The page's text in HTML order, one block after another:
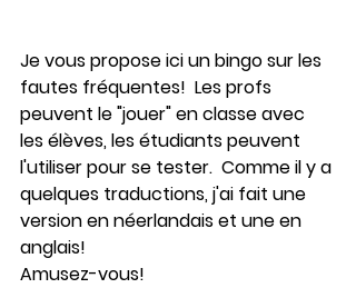
Je vous propose ici un bingo sur les
fautes fréquentes!  Les profs
peuvent le "jouer" en classe avec
les élèves, les étudiants peuvent
l'utiliser pour se tester.  Comme il y a
quelques traductions, j'ai fait une
version en néerlandais et une en
anglais!
Amusez-vous!